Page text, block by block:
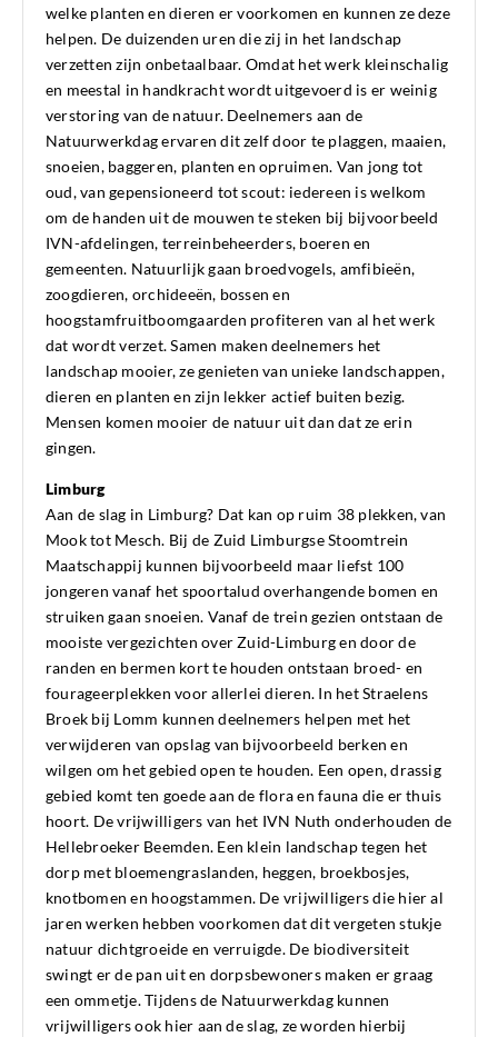
welke planten en dieren er voorkomen en kunnen ze deze
helpen. De duizenden uren die zij in het landschap
verzetten zijn onbetaalbaar. Omdat het werk kleinschalig
en meestal in handkracht wordt uitgevoerd is er weinig
verstoring van de natuur. Deelnemers aan de
Natuurwerkdag ervaren dit zelf door te plaggen, maaien,
snoeien, baggeren, planten en opruimen. Van jong tot
oud, van gepensioneerd tot scout: iedereen is welkom
om de handen uit de mouwen te steken bij bijvoorbeeld
IVN-afdelingen, terreinbeheerders, boeren en
gemeenten. Natuurlijk gaan broedvogels, amfibieën,
zoogdieren, orchideeën, bossen en
hoogstamfruitboomgaarden profiteren van al het werk
dat wordt verzet. Samen maken deelnemers het
landschap mooier, ze genieten van unieke landschappen,
dieren en planten en zijn lekker actief buiten bezig.
Mensen komen mooier de natuur uit dan dat ze erin
gingen.
Limburg
Aan de slag in Limburg? Dat kan op ruim 38 plekken, van
Mook tot Mesch. Bij de Zuid Limburgse Stoomtrein
Maatschappij kunnen bijvoorbeeld maar liefst 100
jongeren vanaf het spoortalud overhangende bomen en
struiken gaan snoeien. Vanaf de trein gezien ontstaan de
mooiste vergezichten over Zuid-Limburg en door de
randen en bermen kort te houden ontstaan broed- en
fourageerplekken voor allerlei dieren. In het Straelens
Broek bij Lomm kunnen deelnemers helpen met het
verwijderen van opslag van bijvoorbeeld berken en
wilgen om het gebied open te houden. Een open, drassig
gebied komt ten goede aan de flora en fauna die er thuis
hoort. De vrijwilligers van het IVN Nuth onderhouden de
Hellebroeker Beemden. Een klein landschap tegen het
dorp met bloemengraslanden, heggen, broekbosjes,
knotbomen en hoogstammen. De vrijwilligers die hier al
jaren werken hebben voorkomen dat dit vergeten stukje
natuur dichtgroeide en verruigde. De biodiversiteit
swingt er de pan uit en dorpsbewoners maken er graag
een ommetje. Tijdens de Natuurwerkdag kunnen
vrijwilligers ook hier aan de slag, ze worden hierbij